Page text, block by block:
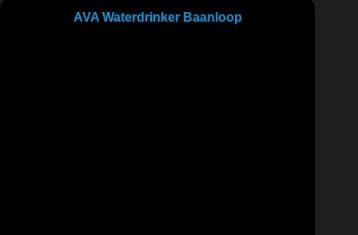
AVA Waterdrinker Baanloop